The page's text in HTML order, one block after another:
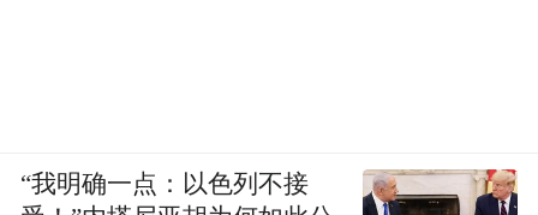
“我明确一点：以色列不接